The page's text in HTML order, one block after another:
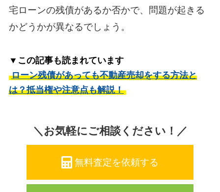
宅ローンの残債があるか否かで、問題が起きる
かどうかが異なるでしょう。
▼この記事も読まれています
ローン残債があっても不動産売却をする方法と
は？抵当権や注意点も解説！
＼お気軽にご相談ください！／
無料査定を依頼する